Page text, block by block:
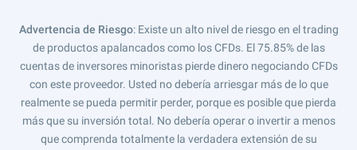
Advertencia de Riesgo: Existe un alto nivel de riesgo en el trading
de productos apalancados como los CFDs. El 75.85% de las
cuentas de inversores minoristas pierde dinero negociando CFDs
con este proveedor. Usted no debería arriesgar más de lo que
realmente se pueda permitir perder, porque es posible que pierda
más que su inversión total. No debería operar o invertir a menos
que comprenda totalmente la verdadera extensión de su